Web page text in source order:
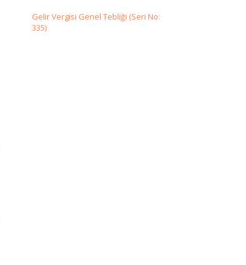
Gelir Vergisi Genel Tebliği (Seri No:
335)